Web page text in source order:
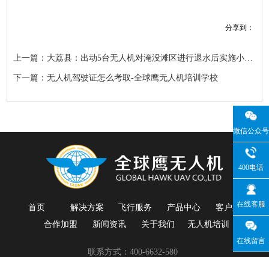
分享到：
下一篇：无人机驾驶证怎么考取-全球鹰无人机培训学校
微信公众号
400电话
在线客服
在线留言
首页 解决方案 飞行服务 产品中心
客户案例
合作加盟
新闻资讯 关于我们 无人机培训
联系方式：400-6632-580